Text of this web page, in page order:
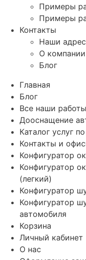
Примеры
Примеры
Контакты
Наши
О компании
Блог
Главная
Блог
Все наши работы
Дооснащение
Каталог услуг
Контакты и
Конфигуратор
Конфигуратор
(легкий)
Конфигуратор
Конфигуратор
автомобиля
Корзина
Личный кабинет
О нас